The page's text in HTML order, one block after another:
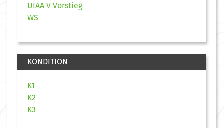
UIAA V Vorstieg
WS
KONDITION
K1
K2
K3